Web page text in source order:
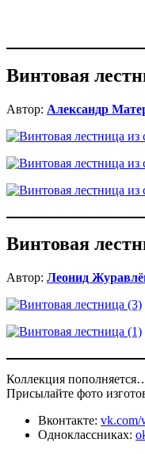
Винтовая
Автор: Александр
Винтовая
Автор: Леонид
Коллекция
Присылайте фото
Вконтакте: vk.com/
Одноклассниках: